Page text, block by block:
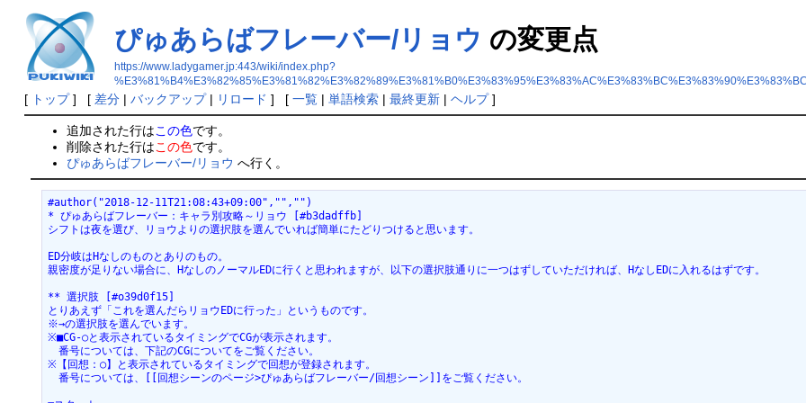
ぴゅあらばフレーバー/リョウ の変更点
https://www.ladygamer.jp:443/wiki/index.php?
[ トップ] [ 差分| バックアップ| リロード ] [ 一覧| 単語検索| 最終更新| ヘルプ]
追加された行はこの色です。
削除された行はこの色です。
ぴゅあらばフレーバー/リョウ へ行く。
#author("2018-12-11T21:08:43+09:00","","")
* ぴゅあらばフレーバー：キャラ別攻略～リョウ [#b3dadffb]
シフトは夜を選び、リョウよりの選択肢を選んでいれば簡単にたどりつけると思います。
ED分岐はHなしのものとありのもの。
親密度が足りない場合に、HなしのノーマルEDに行くと思われますが、以下の選択肢通りに一つはずしていただければ、HなしEDに入れるはずです。
** 選択肢 [#o39d0f15]
とりあえず「これを選んだらリョウEDに行った」というものです。
※→の選択肢を選んでいます。
※■CG-○と表示されているタイミングでCGが表示されます。
番号については、下記のCGについてをご覧ください。
※【回想：○】と表示されているタイミングで回想が登録されます。
番号については、[[回想シーンのページ>ぴゅあらばフレーバー/回想シーン]]をご覧ください。